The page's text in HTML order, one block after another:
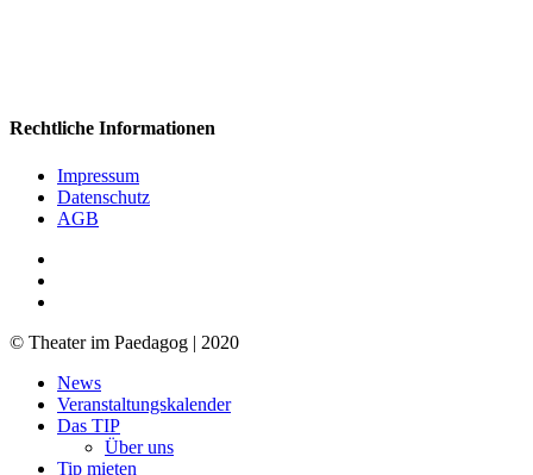
Rechtliche Informationen
Impressum
Datenschutz
AGB
© Theater im Paedagog | 2020
Close
Menu
News
Veranstaltungskalender
Das TIP
Über uns
Tip mieten